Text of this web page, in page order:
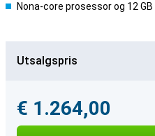
Nona-core prosessor og 12 GB
Utsalgspris
€ 1.264,00